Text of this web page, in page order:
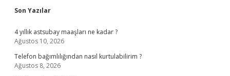
Sidebar
Son Yazılar
4 yıllık astsubay maaşları ne kadar ?
Ağustos 10, 2026
Telefon bağımlılığından nasıl kurtulabilirim ?
Ağustos 8, 2026